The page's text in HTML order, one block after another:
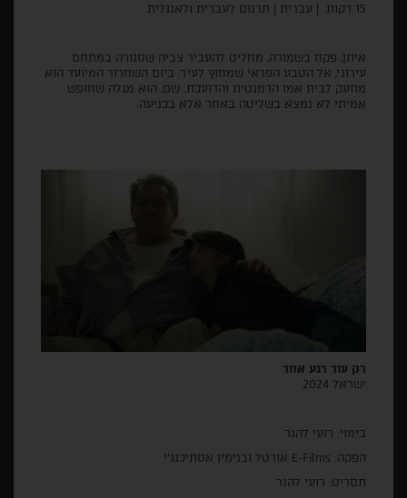
15 דקות | עברית | תרגום לעברית ולאנגלית
איתן, פקח בשמורה, מחליט להעביר צביה שסגורה במתחם
עירוני, אל הטבע הפראי שמחוץ לעיר. ביום השחרור המיועד הוא
מוזעק לבית אמו הדמנטית והדועכת. שם, הוא מגלה שחופש
אמיתי לא נמצא בשליטה באחר אלא בכניעה.
רק עוד רגע אחד
ישראל 2024
בימוי: רועי להנר
הפקה: E-Films אורטל ובנימין אסתיכנג'י
תסריט: רועי להנר